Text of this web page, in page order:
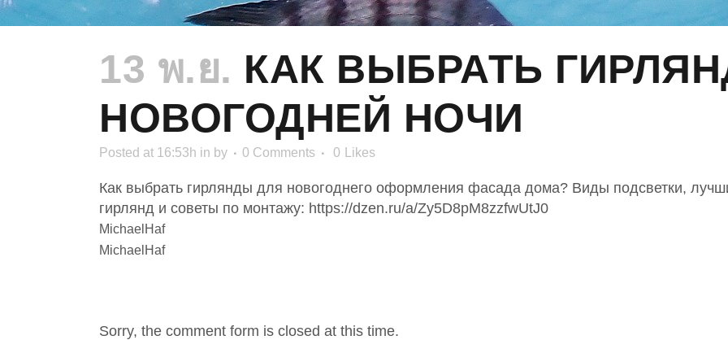
13 พ.ย. КАК ВЫБРАТЬ
НОВОГОДНЕЙ НОЧИ
Posted at 16:53h in by 0 Comments 0 Likes
Как выбрать гирлянды для новогоднего оформления фасада дома? Виды подсветки,
гирлянд и советы по монтажу: https://dzen.ru/a/Zy5D8pM8zzfwUtJ0
MichaelHaf
MichaelHaf
Sorry, the comment form is closed at this time.